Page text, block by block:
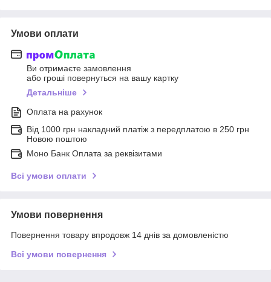
Умови оплати
Ви отримаєте замовлення
або гроші повернуться на вашу картку
Детальніше
Оплата на рахунок
Від 1000 грн накладний платіж з передплатою в 250 грн
Новою поштою
Моно Банк Оплата за реквізитами
Всі умови оплати
Умови повернення
Повернення товару впродовж 14 днів за домовленістю
Всі умови повернення